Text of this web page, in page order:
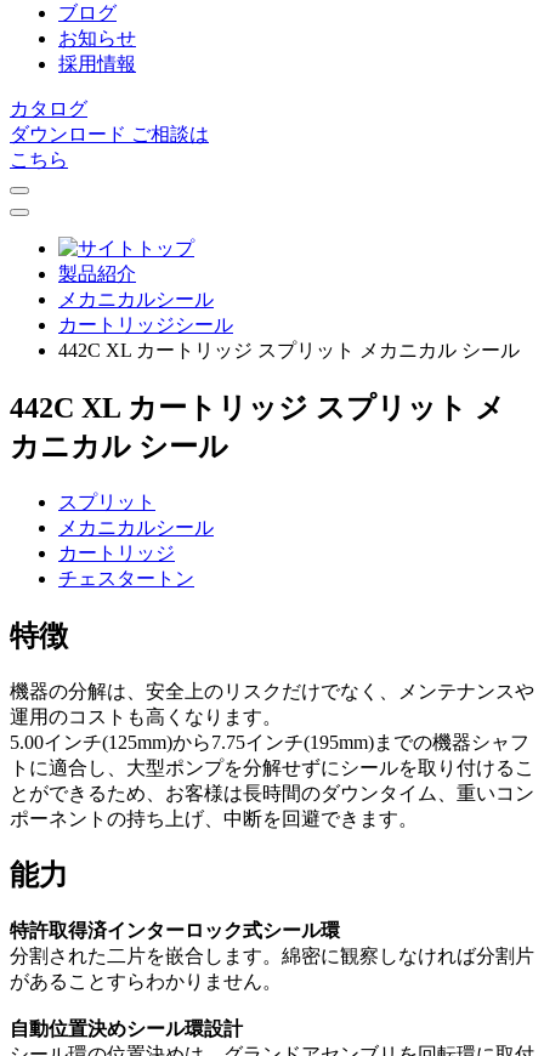
ブログ
お知らせ
採用情報
カタログ
ダウンロード ご相談は
こちら
製品紹介
メカニカルシール
カートリッジシール
442C XL カートリッジ スプリット メカニカル シール
442C XL カートリッジ スプリット メ
カニカル シール
スプリット
メカニカルシール
カートリッジ
チェスタートン
特徴
機器の分解は、安全上のリスクだけでなく、メンテナンスや
運用のコストも高くなります。
5.00インチ(125mm)から7.75インチ(195mm)までの機器シャフ
トに適合し、大型ポンプを分解せずにシールを取り付けるこ
とができるため、お客様は長時間のダウンタイム、重いコン
ポーネントの持ち上げ、中断を回避できます。
能力
特許取得済インターロック式シール環
分割された二片を嵌合します。綿密に観察しなければ分割片
があることすらわかりません。
自動位置決めシール環設計